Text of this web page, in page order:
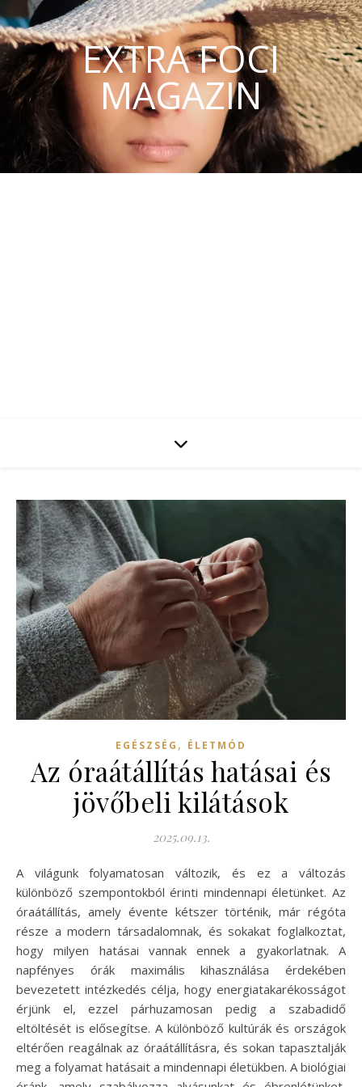
EXTRA FOCI
MAGAZIN
EGÉSZSÉG , ÉLETMÓD
Az óraátállítás hatásai és
jövőbeli kilátások
2025.09.13.
A világunk folyamatosan változik, és ez a változás
különböző szempontokból érinti mindennapi életünket. Az
óraátállítás, amely évente kétszer történik, már régóta
része a modern társadalomnak, és sokakat foglalkoztat,
hogy milyen hatásai vannak ennek a gyakorlatnak. A
napfényes órák maximális kihasználása érdekében
bevezetett intézkedés célja, hogy energiatakarékosságot
érjünk el, ezzel párhuzamosan pedig a szabadidő
eltöltését is elősegítse. A különböző kultúrák és országok
eltérően reagálnak az óraátállításra, és sokan tapasztalják
meg a folyamat hatásait a mindennapi életükben. A biológiai